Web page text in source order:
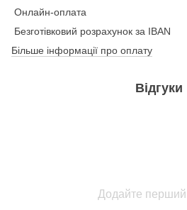
Онлайн-оплата
Безготівковий розрахунок за IBAN
Більше інформації про оплату
Відгуки
Додайте перший